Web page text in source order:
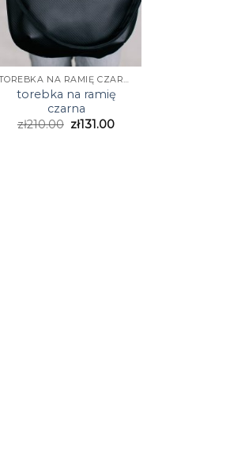
TOREBKA NA RAMIĘ CZARNA
torebka na ramię
czarna
zł210.00 zł131.00